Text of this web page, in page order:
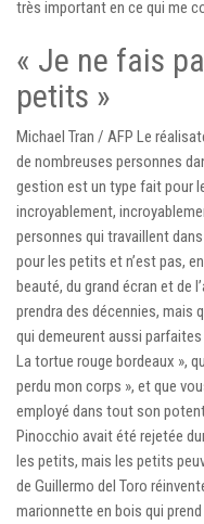
très important en ce qui me
« Je ne fais
petits »
Michael Tran / AFP Le
de nombreuses personnes
gestion est un type fait pour
incroyablement,
personnes qui travaillent
pour les petits et n’est pas,
beauté, du grand écran et de
prendra des décennies, mais
qui demeurent aussi
La tortue rouge bordeaux »,
perdu mon corps », et que
employé dans tout son
Pinocchio avait été rejetée
les petits, mais les petits
de Guillermo del Toro
marionnette en bois qui